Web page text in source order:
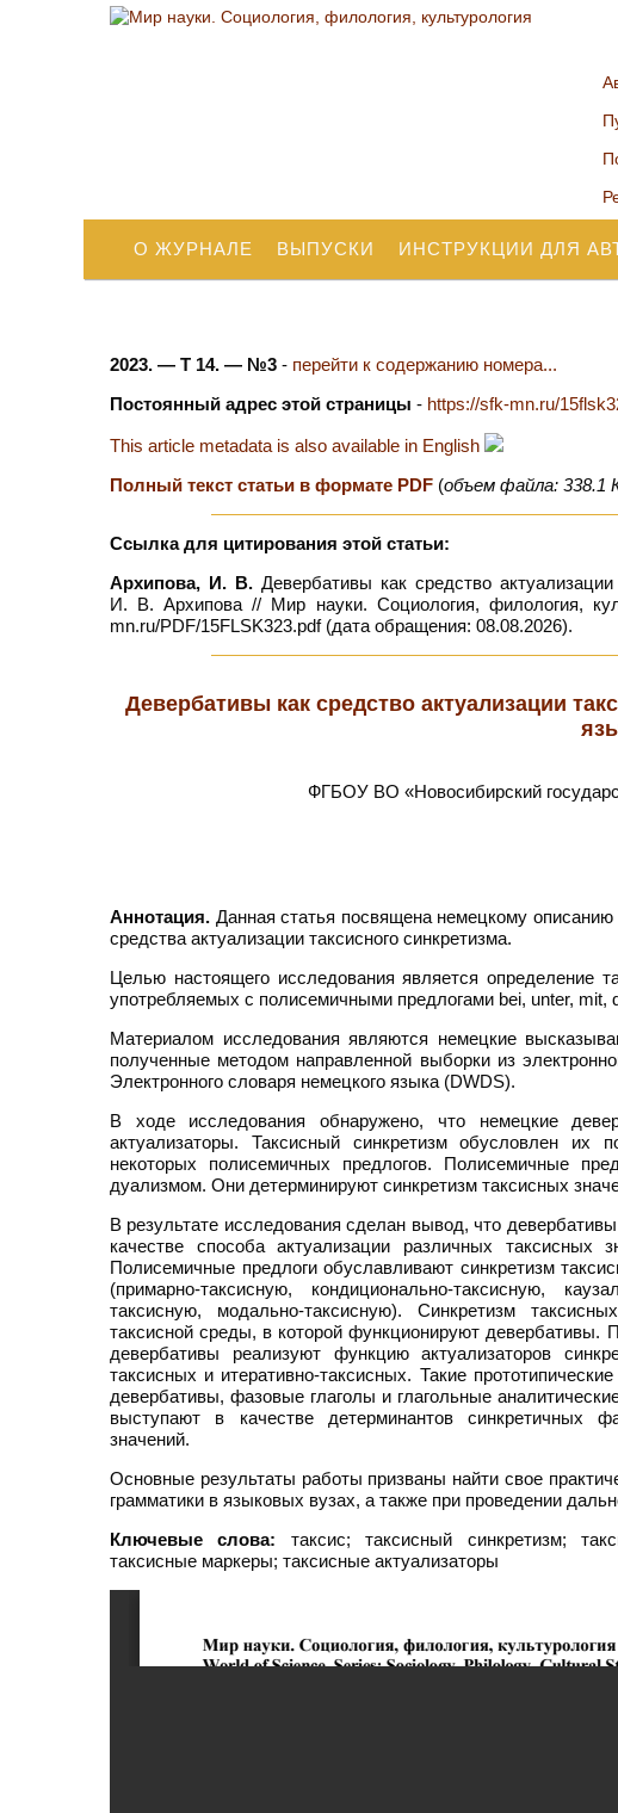
О ЖУРНАЛЕ ВЫПУСКИ ИНСТРУКЦИИ ДЛЯ
2023. — Т 14. — №3 - перейти к содержанию номера...
Постоянный адрес этой страницы - https://sfk-mn.ru/
This article metadata is also available in English
Полный текст статьи в формате PDF (объем файла: 338.1
Ссылка для цитирования этой статьи:
Архипова, И. В. Девербативы как средство
И. В. Архипова // Мир науки. Социология,
mn.ru/PDF/15FLSK323.pdf (дата обращения: 08.08.2026).
Девербативы как средство актуализации
ФГБОУ ВО «Новосибирский
Аннотация. Данная статья посвящена немецкому
средства актуализации таксисного синкретизма.
Целью настоящего исследования является определение
употребляемых с полисемичными предлогами bei, unter, mit,
Материалом исследования являются немецкие
полученные методом направленной выборки из
Электронного словаря немецкого языка (DWDS).
В ходе исследования обнаружено, что немецкие
актуализаторы. Таксисный синкретизм обусловлен их
некоторых полисемичных предлогов. Полисемичные
дуализмом. Они детерминируют синкретизм таксисных
В результате исследования сделан вывод, что
качестве способа актуализации различных таксисных
Полисемичные предлоги обуславливают синкретизм
(примарно-таксисную, кондиционально-таксисную,
таксисную, модально-таксисную). Синкретизм
таксисной среды, в которой функционируют девербативы.
девербативы реализуют функцию актуализаторов
таксисных и итеративно-таксисных. Такие
девербативы, фазовые глаголы и глагольные
выступают в качестве детерминантов синкретичных
значений.
Основные результаты работы призваны найти свое
грамматики в языковых вузах, а также при проведении
Ключевые слова: таксис; таксисный синкретизм;
таксисные маркеры; таксисные актуализаторы